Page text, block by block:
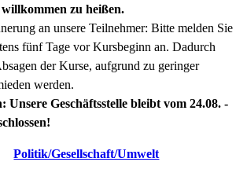
zu heißen.
an unsere Teilnehmer: Bitte melden Sie
fünf Tage vor Kursbeginn an. Dadurch
der Kurse, aufgrund zu geringer
werden.
Unsere Geschäftsstelle bleibt vom 24.08. -
Politik/Gesellschaft/Umwelt